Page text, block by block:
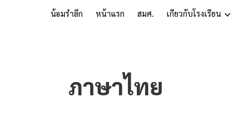
Skip to main content Skip to navigation
น้อมรำลึก หน้าแรก สมศ. เกี่ยวกับโรงเรียน
ภาษาไทย